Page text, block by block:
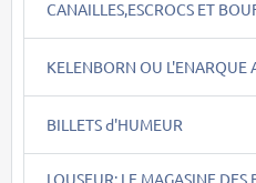
CANAILLES,ESCROCS ET
KELENBORN OU L'ENARQUE
BILLETS d'HUMEUR
LOUSEUR: LE MAGASINE DES